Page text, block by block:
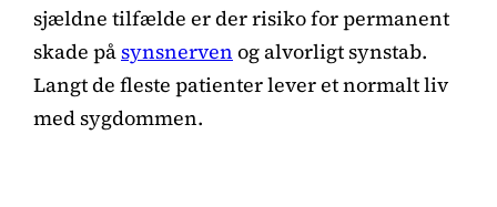
sjældne tilfælde er der risiko for permanent
skade påsynsnerven og alvorligt synstab.
Langt de fleste patienter lever et normalt liv
med sygdommen.